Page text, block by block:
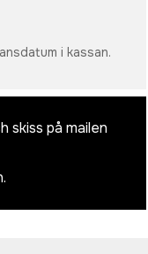
i kassan.
skiss på mailen